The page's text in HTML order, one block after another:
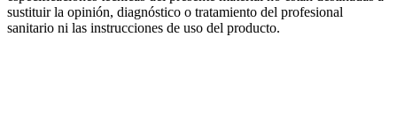
sustituir la opinión, diagnóstico o tratamiento del profesional
sanitario ni las instrucciones de uso del producto.